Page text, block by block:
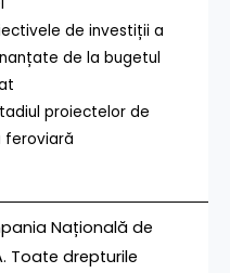
de investiții a
de la bugetul
proiectelor de
feroviară
Națională de
Toate drepturile